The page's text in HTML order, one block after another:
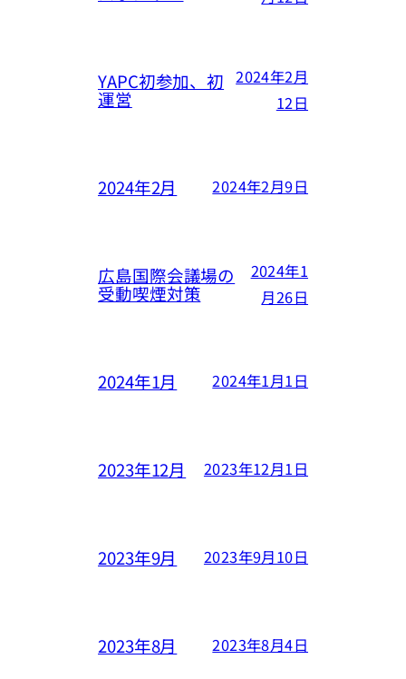
YAPC初参加、初
運営
2024年2月
12日
2024年2月 2024年2月9日
広島国際会議場の
受動喫煙対策
2024年1
月26日
2024年1月 2024年1月1日
2023年12月 2023年12月1日
2023年9月 2023年9月10日
2023年8月 2023年8月4日